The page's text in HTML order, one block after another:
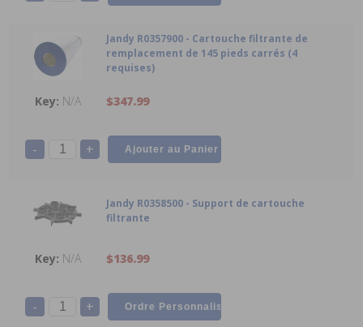
Jandy R0357900 - Cartouche filtrante de
remplacement de 145 pieds carrés (4
requises)
N/A $347.99
- +
Jandy R0358500 - Support de cartouche
filtrante
N/A $136.99
- +